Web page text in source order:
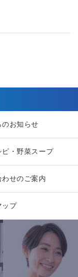
のお知らせ
ピ・野菜スープ
わせのご案内
ップ